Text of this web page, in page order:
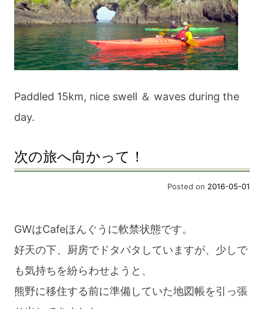
Paddled 15km, nice swell ＆ waves during the
day.
次の旅へ向かって！
Posted on 2016-05-01
GWはCafeほんぐうに軟禁状態です。
好天の下、厨房でドタバタしていますが、少しで
も気持ちを紛らわせようと、
熊野に移住する前に準備していた地図帳を引っ張